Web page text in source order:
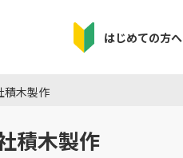
はじめての方へ
積木製作
積木製作